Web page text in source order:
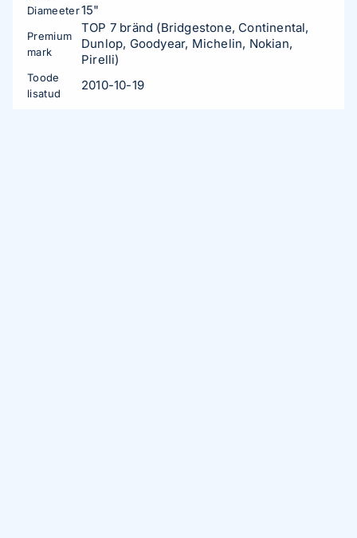
Diameeter15"
Premium
mark
TOP 7 bränd (Bridgestone, Continental,
Dunlop, Goodyear, Michelin, Nokian,
Pirelli)
Toode
lisatud
2010-10-19